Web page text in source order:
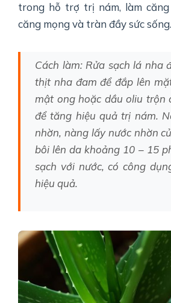
trong hỗ trợ trị nám, làm
căng mọng và tràn đầy sức sống.
Cách làm: Rửa sạch lá nha
thịt nha đam để đắp lên
mật ong hoặc dầu oliu trộn
để tăng hiệu quả trị nám.
nhờn, nàng lấy nước nhờn
bôi lên da khoảng 10 – 15
sạch với nước, có công
hiệu quả.